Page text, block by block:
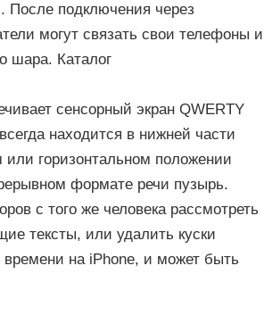
После подключения через
могут связать свои телефоны и
шара. Каталог
сенсорный экран QWERTY
находится в нижней части
или горизонтальном положении
формате речи пузырь.
с того же человека рассмотреть
тексты, или удалить куски
на iPhone, и может быть